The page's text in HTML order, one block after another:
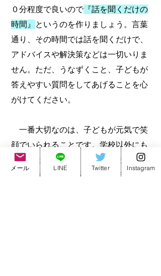
０分程度で良いので 『話を聞くだけの
時間』 というのを作りましょう。言葉
通り、その時間では話を聞くだけで、
アドバイスや解決策などは一切いりま
せん。ただ、うなずくこと、子どもが
答えやすい質問をしてあげることを心
がけてください。
一番大切なのは、子どもが元気で笑
顔でいられることです。学校以外にも
居場所はあります。成長の仕方、通学
のペース、将来の探し方も人それぞれ
メール LINE Twitter Instagram